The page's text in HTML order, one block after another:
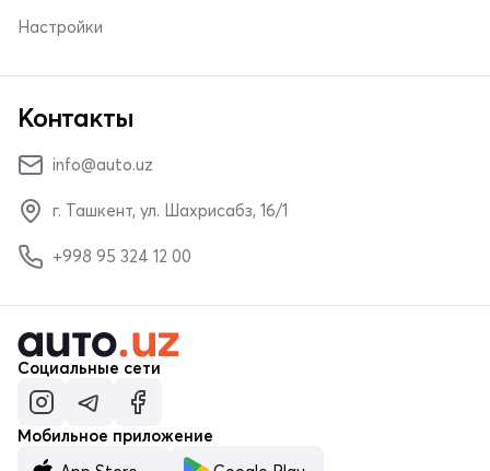
Настройки
Контакты
info@auto.uz
г. Ташкент, ул. Шахрисабз, 16/1
+998 95 324 12 00
Социальные сети
Мобильное приложение